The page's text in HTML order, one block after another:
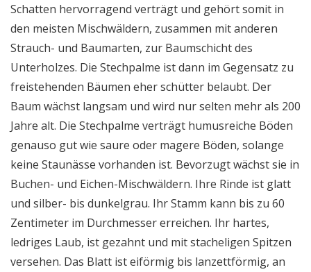
Schatten hervorragend verträgt und gehört somit in
den meisten Mischwäldern, zusammen mit anderen
Strauch- und Baumarten, zur Baumschicht des
Unterholzes. Die Stechpalme ist dann im Gegensatz zu
freistehenden Bäumen eher schütter belaubt. Der
Baum wächst langsam und wird nur selten mehr als 200
Jahre alt. Die Stechpalme verträgt humusreiche Böden
genauso gut wie saure oder magere Böden, solange
keine Staunässe vorhanden ist. Bevorzugt wächst sie in
Buchen- und Eichen-Mischwäldern. Ihre Rinde ist glatt
und silber- bis dunkelgrau. Ihr Stamm kann bis zu 60
Zentimeter im Durchmesser erreichen. Ihr hartes,
ledriges Laub, ist gezahnt und mit stacheligen Spitzen
versehen. Das Blatt ist eiförmig bis lanzettförmig, an